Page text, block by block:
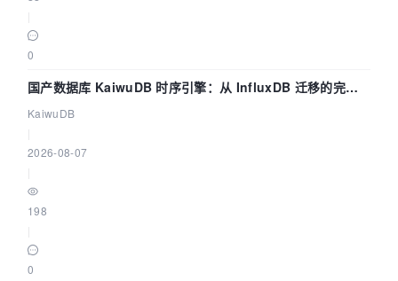
0
国产数据库 KaiwuDB 时序引擎：从 InfluxDB 迁移的完整
技术路径
KaiwuDB
2026-08-07
198
0